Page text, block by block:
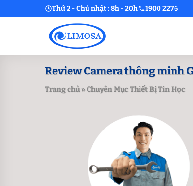
to
Thứ 2 - Chủ nhật : 8h - 20h 1900 2276
Review Camera thông minh
Trang chủ»Chuyên Mục Thiết Bị Tin Học